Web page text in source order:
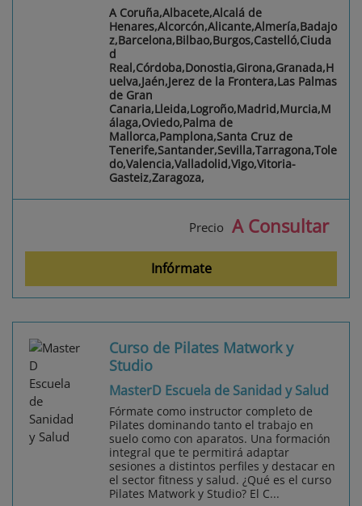
A Coruña,Albacete,Alcalá de
Henares,Alcorcón,Alicante,Almería,Badajo
z,Barcelona,Bilbao,Burgos,Castelló,Ciuda
d
Real,Córdoba,Donostia,Girona,Granada,H
uelva,Jaén,Jerez de la Frontera,Las Palmas
de Gran
Canaria,Lleida,Logroño,Madrid,Murcia,M
álaga,Oviedo,Palma de
Mallorca,Pamplona,Santa Cruz de
Tenerife,Santander,Sevilla,Tarragona,Tole
do,Valencia,Valladolid,Vigo,Vitoria-
Gasteiz,Zaragoza,
Precio A Consultar
Infórmate
Curso de Pilates Matwork y
Studio
MasterD Escuela de Sanidad y Salud
Fórmate como instructor completo de
Pilates dominando tanto el trabajo en
suelo como con aparatos. Una formación
integral que te permitirá adaptar
sesiones a distintos perfiles y destacar en
el sector fitness y salud. ¿Qué es el curso
Pilates Matwork y Studio? El C...